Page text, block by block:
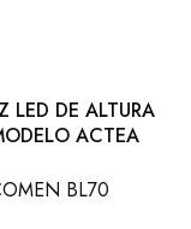
LED DE ALTURA
ACTEA